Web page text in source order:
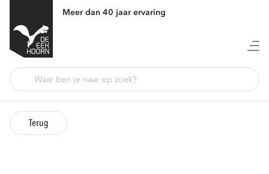
Meer dan 40 jaar ervaring
Terug